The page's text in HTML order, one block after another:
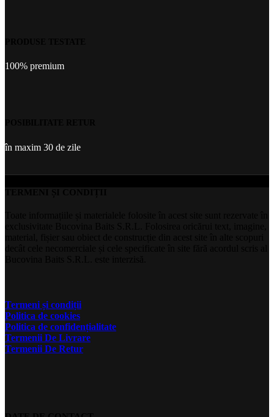
100% premium
în maxim 30 de zile
Termeni și condiții
Politica de cookies
Politica de confidențialitate
Termenii De Livrare
Termenii De Retur